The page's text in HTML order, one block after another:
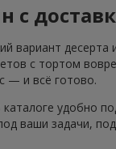
с
десерта
с тортом
— и всё готово.
удобно
ваши задачи,